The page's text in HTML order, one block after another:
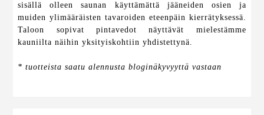
sisällä olleen saunan käyttämättä jääneiden osien ja
muiden ylimääräisten tavaroiden eteenpäin kierrätyksessä.
Taloon sopivat pintavedot näyttävät mielestämme
kauniilta näihin yksityiskohtiin yhdistettynä.
* tuotteista saatu alennusta bloginäkyvyyttä vastaan